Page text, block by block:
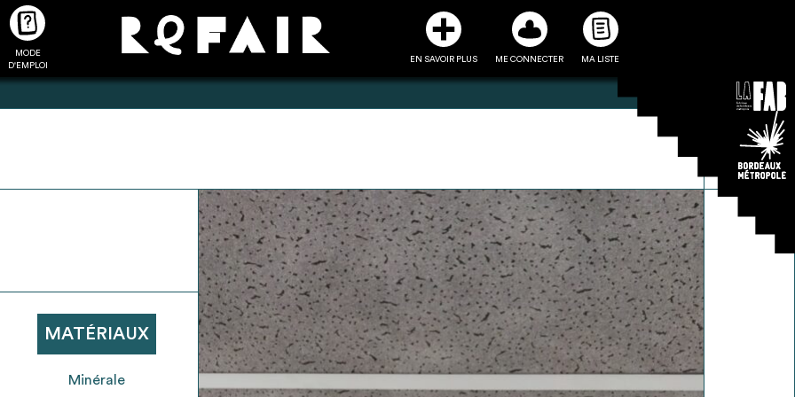
MODE
D'EMPLOI
EN SAVOIR PLUS ME CONNECTER MA LISTE
Ajouter les matériaux
intéressants à "ma liste"
Transmettre sa liste de
manifestation d'intérêt pour
les matériaux sélectionnés
Exporter sa liste et ses fiches
produits pour l’utiliser comme
un outil d’aide à la conception
de projet
Être recontacté afin d’obtenir
plus de renseignements sur les
modalités et stratégies de
récupérations envisageables
MATÉRIAUX
Minérale